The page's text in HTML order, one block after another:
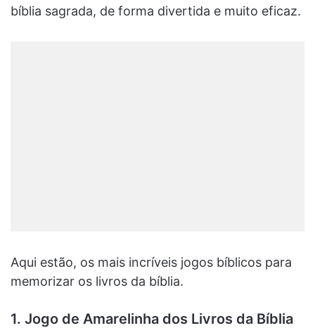
bíblia sagrada, de forma divertida e muito eficaz.
Aqui estão, os mais incríveis jogos bíblicos para
memorizar os livros da bíblia.
1. Jogo de Amarelinha dos Livros da Bíblia